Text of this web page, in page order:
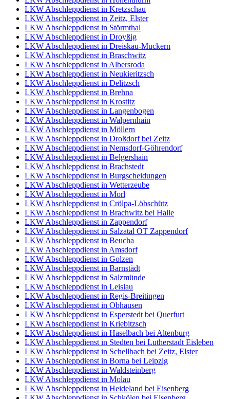
LKW Abschleppdienst in Kretzschau
LKW Abschleppdienst in Zeitz, Elster
LKW Abschleppdienst in Störmthal
LKW Abschleppdienst in Droyßig
LKW Abschleppdienst in Dreiskau-Muckern
LKW Abschleppdienst in Braschwitz
LKW Abschleppdienst in Albersroda
LKW Abschleppdienst in Neukieritzsch
LKW Abschleppdienst in Delitzsch
LKW Abschleppdienst in Brehna
LKW Abschleppdienst in Krostitz
LKW Abschleppdienst in Langenbogen
LKW Abschleppdienst in Walpernhain
LKW Abschleppdienst in Möllern
LKW Abschleppdienst in Droßdorf bei Zeitz
LKW Abschleppdienst in Nemsdorf-Göhrendorf
LKW Abschleppdienst in Belgershain
LKW Abschleppdienst in Brachstedt
LKW Abschleppdienst in Burgscheidungen
LKW Abschleppdienst in Wetterzeube
LKW Abschleppdienst in Morl
LKW Abschleppdienst in Crölpa-Löbschütz
LKW Abschleppdienst in Brachwitz bei Halle
LKW Abschleppdienst in Zappendorf
LKW Abschleppdienst in Salzatal OT Zappendorf
LKW Abschleppdienst in Beucha
LKW Abschleppdienst in Amsdorf
LKW Abschleppdienst in Golzen
LKW Abschleppdienst in Barnstädt
LKW Abschleppdienst in Salzmünde
LKW Abschleppdienst in Leislau
LKW Abschleppdienst in Regis-Breitingen
LKW Abschleppdienst in Obhausen
LKW Abschleppdienst in Esperstedt bei Querfurt
LKW Abschleppdienst in Kriebitzsch
LKW Abschleppdienst in Haselbach bei Altenburg
LKW Abschleppdienst in Stedten bei Lutherstadt Eisleben
LKW Abschleppdienst in Schellbach bei Zeitz, Elster
LKW Abschleppdienst in Borna bei Leipzig
LKW Abschleppdienst in Waldsteinberg
LKW Abschleppdienst in Molau
LKW Abschleppdienst in Heideland bei Eisenberg